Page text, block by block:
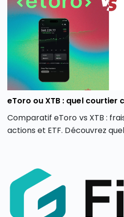
professionnelle.
eToro ou XTB : quel courtier
Comparatif eToro vs XTB :
actions et ETF. Découvrez